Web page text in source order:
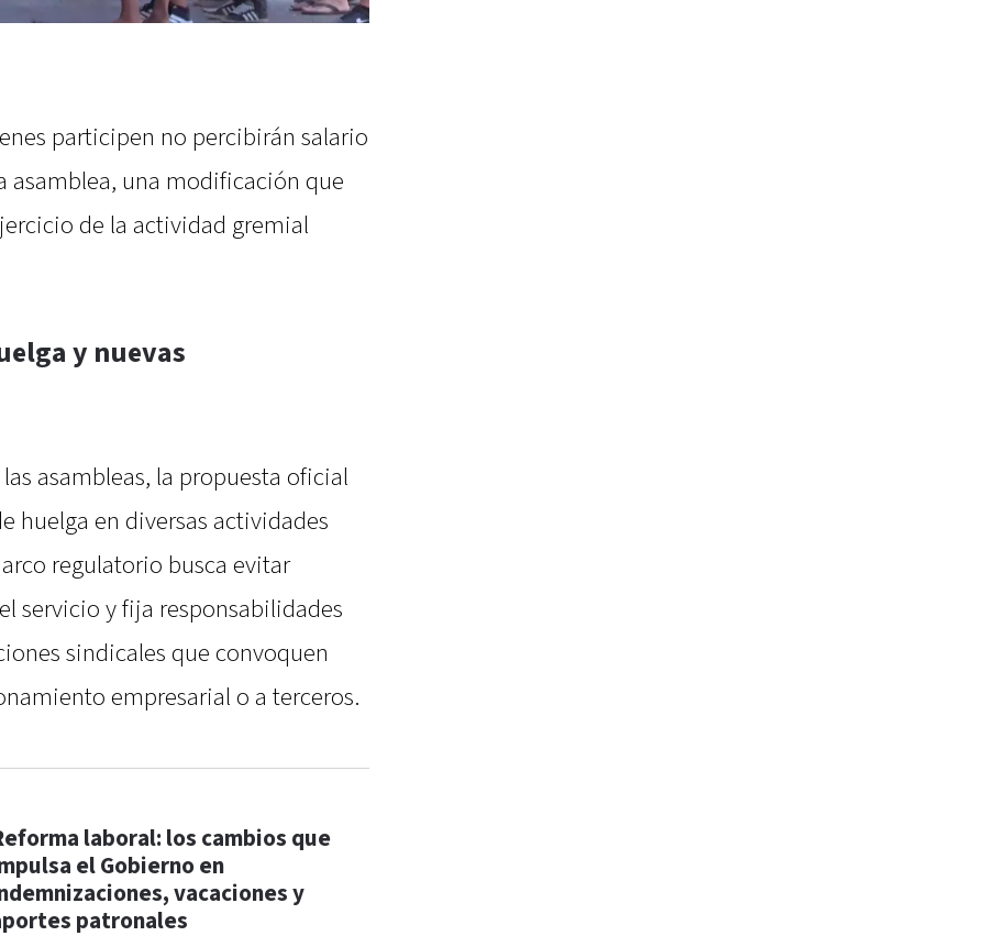
participen no percibirán salario
una modificación que
de la actividad gremial
y nuevas
asambleas, la propuesta oficial
huelga en diversas actividades
regulatorio busca evitar
servicio y fija responsabilidades
sindicales que convoquen
empresarial o a terceros.
laboral: los cambios que
el Gobierno en
vacaciones y
patronales